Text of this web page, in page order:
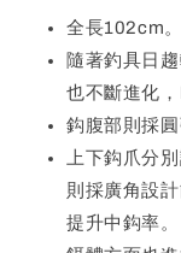
全長102cm。
隨著釣具日
也不斷進化
鈎腹部則採
上下鈎爪分
則採廣角設
提升中鈎率。